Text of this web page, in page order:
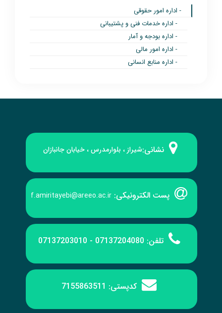
- اداره امور حقوقی
- اداره خدمات فنی و پشتیبانی
- اداره بودجه و آمار
- اداره امور مالی
- اداره منابع انسانی
نشانی:شیراز ، بلوارمدرس ، خیابان جانبازان
پست الکترونیکی: f.amiritayebi@areeo.ac.ir
تلفن: 07137204080 - 07137203010
کدپستی: 7155863511